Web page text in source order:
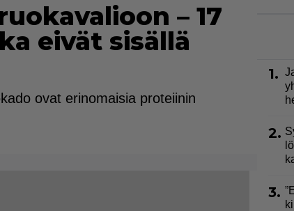
– 17
eivät sisällä
ovat erinomaisia proteiinin
1.
2.
3.